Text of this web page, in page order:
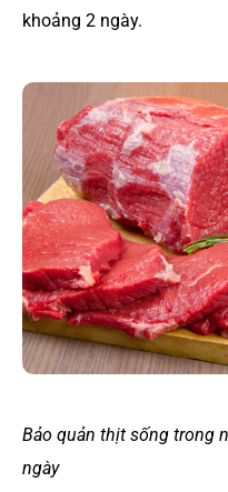
khoảng 2 ngày.
Bảo quản thịt sống trong
ngày